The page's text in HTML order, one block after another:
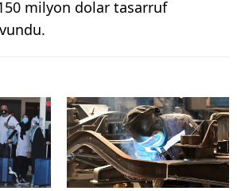
milyon dolar tasarruf